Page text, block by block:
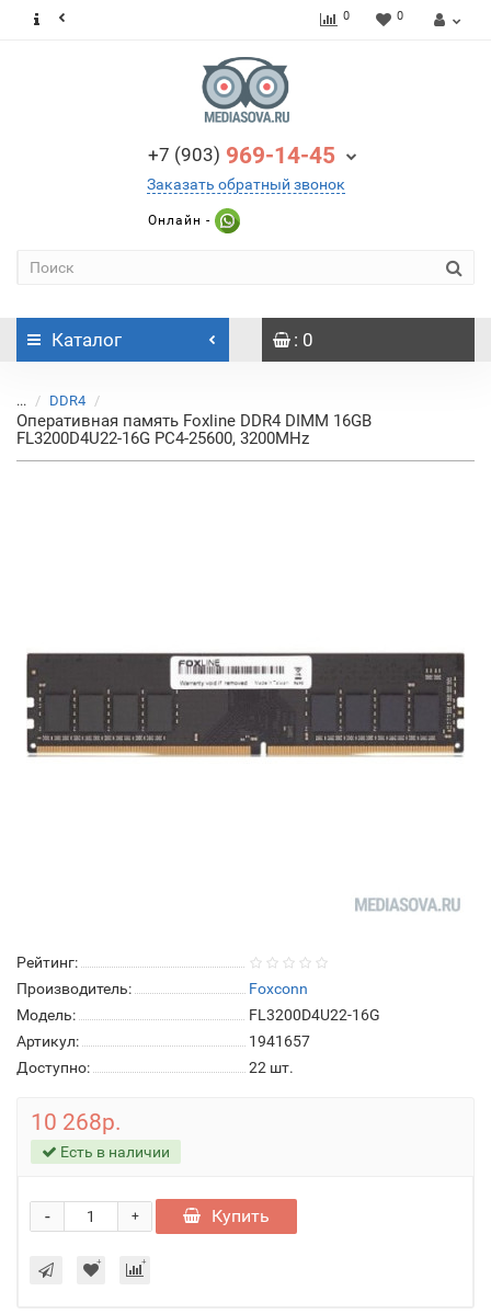
0 0
+7 (903) 969-14-45
Заказать обратный звонок
Онлайн -
Каталог : 0
... DDR4
Оперативная память Foxline DDR4 DIMM 16GB
FL3200D4U22-16G PC4-25600, 3200MHz
Рейтинг:
Производитель:
Foxconn
Модель:
FL3200D4U22-16G
Артикул:
1941657
Доступно:
22 шт.
10 268р.
Есть в наличии
+
- Купить